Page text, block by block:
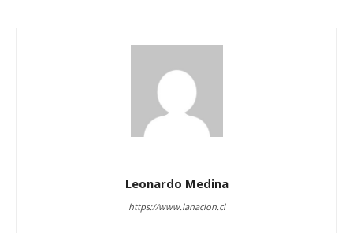
Leonardo Medina
https://www.lanacion.cl